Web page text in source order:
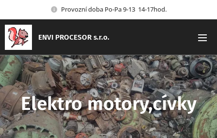
Provozní doba Po-Pa 9-13 14-17hod.
ENVI PROCESOR s.r.o.
Elektro motory,cívky